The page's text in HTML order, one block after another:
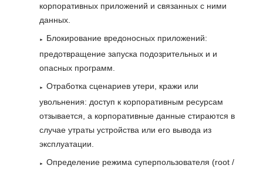
корпоративных приложений и связанных с ними
данных.
Блокирование вредоносных приложений:
предотвращение запуска подозрительных и и
опасных программ.
Отработка сценариев утери, кражи или
увольнения: доступ к корпоративным ресурсам
отзывается, а корпоративные данные стираются в
случае утраты устройства или его вывода из
эксплуатации.
Определение режима суперпользователя (root /